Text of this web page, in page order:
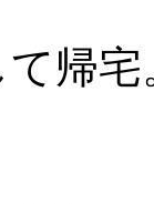
帰宅